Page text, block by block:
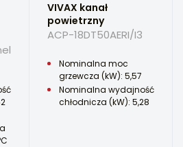
VIVAX kanał
powietrzny
ACP-18DT50AERI/I3
Nominalna moc
grzewcza (kW): 5,57
Nominalna wydajność
chłodnicza (kW): 5,28